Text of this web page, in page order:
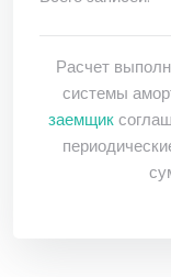
Расчет
системы
заемщик